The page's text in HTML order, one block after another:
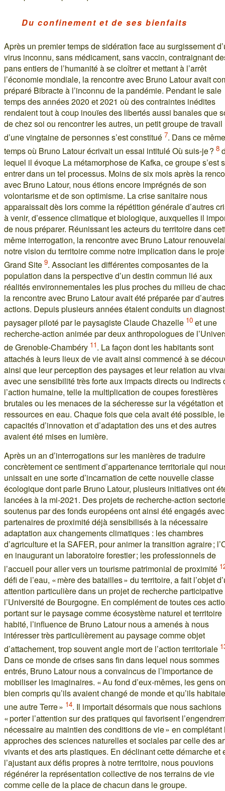
Du confinement et de ses bienfaits
Après un premier temps de sidération face au surgissement
virus inconnu, sans médicament, sans vaccin, contraignant
pans entiers de l’humanité à se cloîtrer et mettant à l’arrêt
l’économie mondiale, la rencontre avec Bruno Latour avait
préparé Bibracte à l’inconnu de la pandémie. Pendant le sale
temps des années 2020 et 2021 où des contraintes inédites
rendaient tout à coup inouïes des libertés aussi banales que
de chez soi ou rencontrer les autres, un petit groupe de travail
d’une vingtaine de personnes s’est constitué 7. Dans ce même
temps où Bruno Latour écrivait un essai intitulé Où suis-je ? 8
lequel il évoque La métamorphose de Kafka, ce groupe s’est
entrer dans un tel processus. Moins de six mois après la
avec Bruno Latour, nous étions encore imprégnés de son
volontarisme et de son optimisme. La crise sanitaire nous
apparaissait dès lors comme la répétition générale d’autres
à venir, d’essence climatique et biologique, auxquelles il
de nous préparer. Réunissant les acteurs du territoire dans
même interrogation, la rencontre avec Bruno Latour
notre vision du territoire comme notre implication dans le
Grand Site 9. Associant les différentes composantes de la
population dans la perspective d’un destin commun lié aux
réalités environnementales les plus proches du milieu de
la rencontre avec Bruno Latour avait été préparée par d’autres
actions. Depuis plusieurs années étaient conduits un
paysager piloté par le paysagiste Claude Chazelle 10 et une
recherche-action animée par deux anthropologues de
de Grenoble-Chambéry 11. La façon dont les habitants sont
attachés à leurs lieux de vie avait ainsi commencé à se
ainsi que leur perception des paysages et leur relation au
avec une sensibilité très forte aux impacts directs ou indirects
l’action humaine, telle la multiplication de coupes forestières
brutales ou les menaces de la sécheresse sur la végétation
ressources en eau. Chaque fois que cela avait été possible,
capacités d’innovation et d’adaptation des uns et des autres
avaient été mises en lumière.
Après un an d’interrogations sur les manières de traduire
concrètement ce sentiment d’appartenance territoriale qui
unissait en une sorte d’incarnation de cette nouvelle classe
écologique dont parle Bruno Latour, plusieurs initiatives ont
lancées à la mi-2021. Des projets de recherche-action
soutenus par des fonds européens ont ainsi été engagés
partenaires de proximité déjà sensibilisés à la nécessaire
adaptation aux changements climatiques : les chambres
d’agriculture et la SAFER, pour animer la transition agraire ;
en inaugurant un laboratoire forestier ; les professionnels de
l’accueil pour aller vers un tourisme patrimonial de proximité
défi de l’eau, « mère des batailles » du territoire, a fait l’objet
attention particulière dans un projet de recherche participative
l’Université de Bourgogne. En complément de toutes ces
portant sur le paysage comme écosystème naturel et territoire
habité, l’influence de Bruno Latour nous a amenés à nous
intéresser très particulièrement au paysage comme objet
d’attachement, trop souvent angle mort de l’action territoriale
Dans ce monde de crises sans fin dans lequel nous sommes
entrés, Bruno Latour nous a convaincus de l’importance de
mobiliser les imaginaires. « Au fond d’eux-mêmes, les gens
bien compris qu’ils avaient changé de monde et qu’ils
une autre Terre » 14. Il importait désormais que nous sachions
« porter l’attention sur des pratiques qui favorisent
nécessaire au maintien des conditions de vie » en complétant
approches des sciences naturelles et sociales par celle des
vivants et des arts plastiques. En déclinant cette démarche et
l’ajustant aux défis propres à notre territoire, nous pouvions
régénérer la représentation collective de nos terrains de vie
comme celle de la place de chacun dans le groupe.